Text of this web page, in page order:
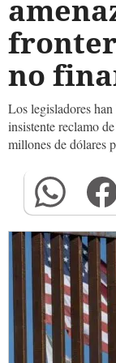
no
Los legisladores
insistente reclamo
millones de dólares